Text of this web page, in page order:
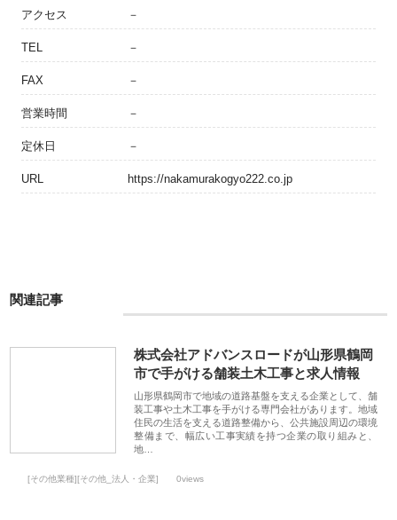
アクセス －
TEL －
FAX －
営業時間 －
定休日 －
URL https://nakamurakogyo222.co.jp
関連記事
株式会社アドバンスロードが山形県鶴岡
市で手がける舗装土木工事と求人情報
山形県鶴岡市で地域の道路基盤を支える企業として、舗
装工事や土木工事を手がける専門会社があります。地域
住民の生活を支える道路整備から、公共施設周辺の環境
整備まで、幅広い工事実績を持つ企業の取り組みと、
地…
[その他業種][その他_法人・企業] 0views